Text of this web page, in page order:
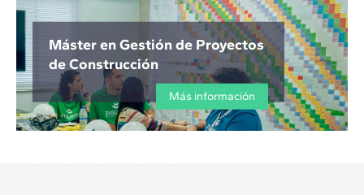
Máster en Gestión de Proyectos
de Construcción
Más información